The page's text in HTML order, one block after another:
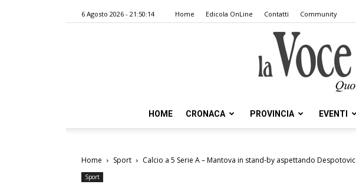
6 Agosto 2026 - 21:50:14 Home Edicola OnLine Contatti Community
HOME CRONACA PROVINCIA EVENTI
Home Sport Calcio a 5 Serie A – Mantova in stand-by aspettando Despotovic
Sport